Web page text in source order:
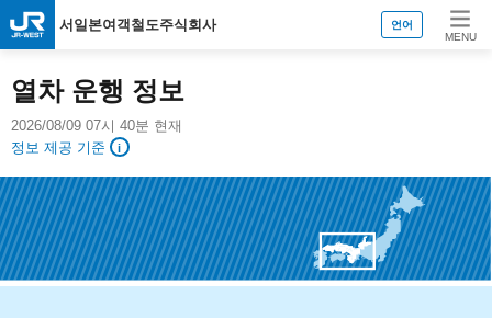
서일본여객철도주식회사
언어
MENU
열차 운행 정보
2026/08/09 07시 40분 현재
정보 제공 기준